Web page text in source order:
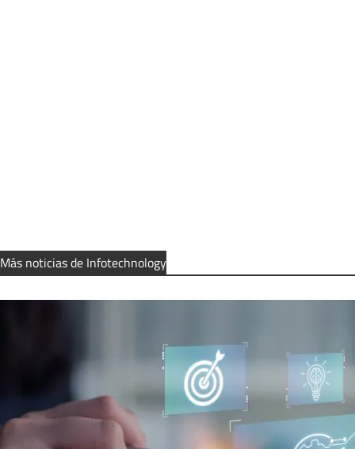
Más noticias de Infotechnology